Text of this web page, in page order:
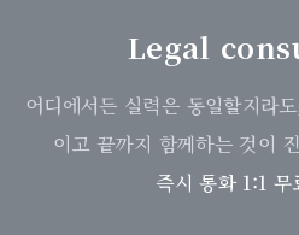
Legal
어디에서든 실력은 동일할지라
이고 끝까지 함께하는 것이
즉시 통화 1:1 무